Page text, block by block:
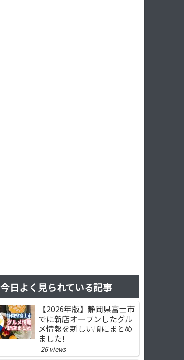
今日よく見られている記事
【2026年版】静岡県富士市
でに新店オープンしたグル
メ情報を新しい順にまとめ
ました!
26 views